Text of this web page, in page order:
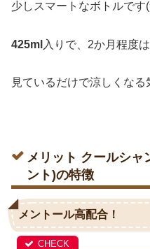
少しスマートなボトルで
425ml 入りで、2か月程度
見ているだけで涼しくなる
メリット クールシャ
ント)の特徴
メントール高配合！